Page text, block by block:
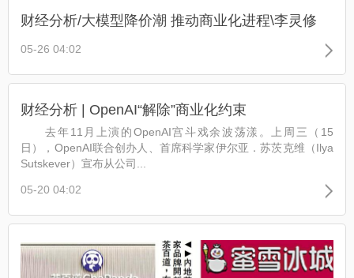
财经分析/大模型降价潮 推动商业化进程\李灵修
05-26 04:02
财经分析 | OpenAI“解除”商业化约束
去年11月上演的OpenAI宫斗戏余波荡漾。上周三（15
日），OpenAI联合创办人、首席科学家伊尔亚．苏茨克维（Ilya
Sutskever）宣布从公司...
05-20 04:02